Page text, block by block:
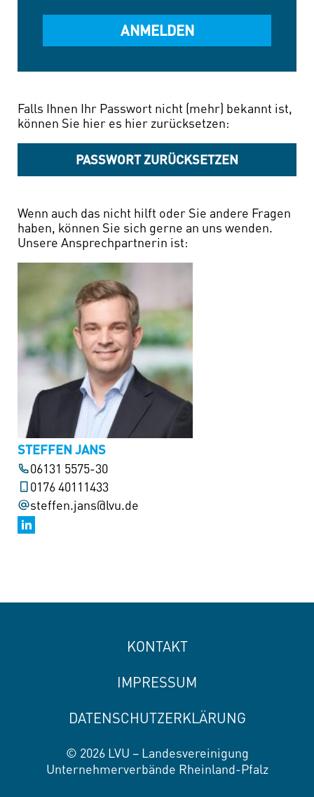
Falls Ihnen Ihr Passwort nicht (mehr) bekannt ist,
können Sie hier es hier zurücksetzen:
PASSWORT ZURÜCKSETZEN
Wenn auch das nicht hilft oder Sie andere Fragen
haben, können Sie sich gerne an uns wenden.
Unsere Ansprechpartnerin ist:
STEFFEN JANS
06131 5575-30
0176 40111433
steffen.jans@lvu.de
KONTAKT
IMPRESSUM
DATENSCHUTZERKLÄRUNG
© 2026 LVU – Landesvereinigung
Unternehmerverbände Rheinland-Pfalz